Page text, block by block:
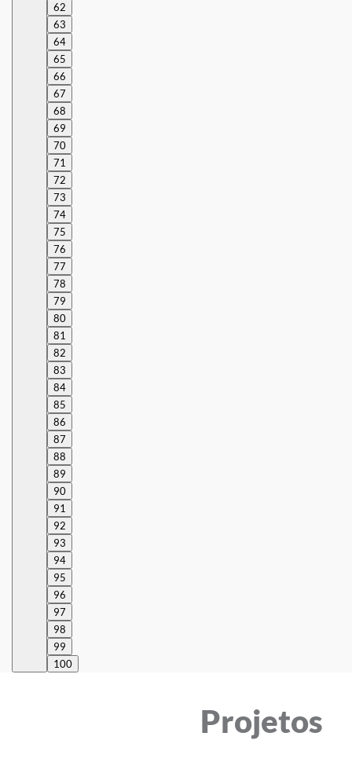
62
63
64
65
66
67
68
69
70
71
72
73
74
75
76
77
78
79
80
81
82
83
84
85
86
87
88
89
90
91
92
93
94
95
96
97
98
99
100
Projetos